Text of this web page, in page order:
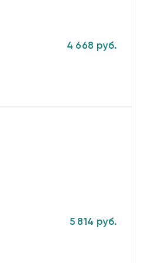
4 668 руб.
5 814 руб.